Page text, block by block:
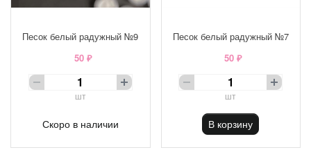
Песок белый радужный №9
50 ₽
шт
Скоро в наличии
Песок белый радужный №7
50 ₽
шт
В корзину